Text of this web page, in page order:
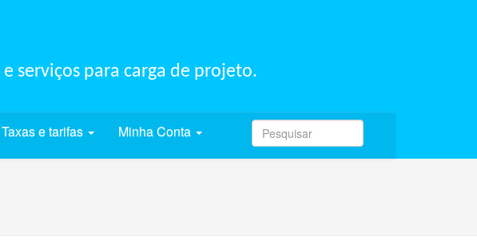
serviços para carga de projeto.
Taxas e tarifas Minha Conta